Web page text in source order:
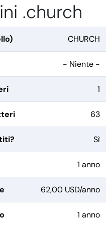
.church
CHURCH
- Niente -
1
63
Sì
1 anno
62,00 USD/anno
1 anno